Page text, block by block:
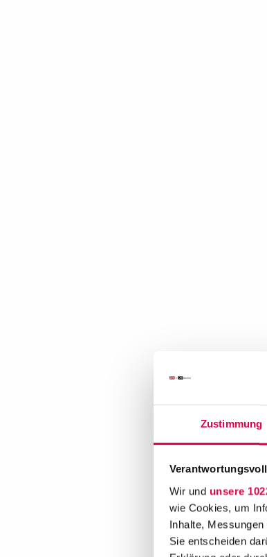
Zustimmung
Wir und unsere
wie Cookies, um
Inhalte,
Sie entscheiden